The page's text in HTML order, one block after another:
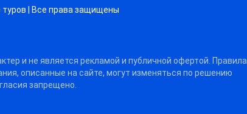
| Все права защищены
и не является рекламой и публичной офертой. Правила
описанные на сайте, могут изменяться по решению
запрещено.